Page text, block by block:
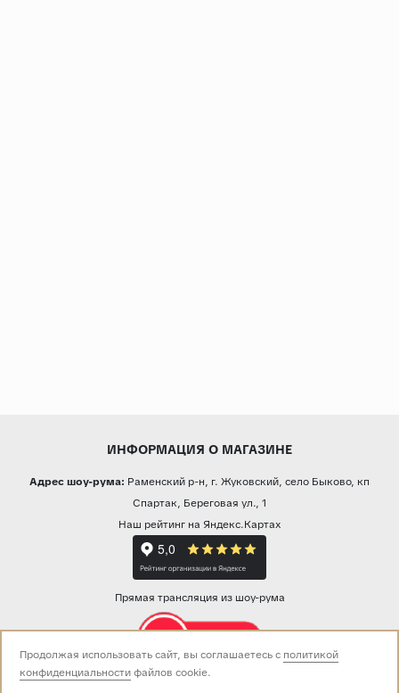
ИНФОРМАЦИЯ О МАГАЗИНЕ
Адрес шоу-рума: Раменский р-н, г. Жуковский, село Быково, кп
Спартак, Береговая ул., 1
Наш рейтинг на Яндекс.Картах
Прямая трансляция из шоу-рума
Звоните нам:
Продолжая использовать сайт, вы соглашаетесь с политикой
конфиденциальностифайлов cookie.